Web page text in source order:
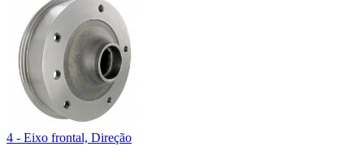
4 - Eixo frontal, Direção